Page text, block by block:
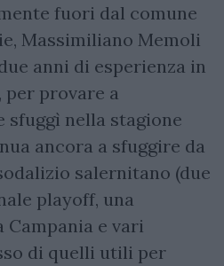
fuori dal comune
Massimiliano Memoli
anni di esperienza in
per provare a
sfuggì nella stagione
ancora a sfuggire da
salernitano (due
playoff, una
Campania e vari
di quelli utili per